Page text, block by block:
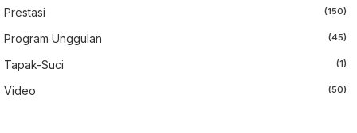
Prestasi (150)
Program Unggulan (45)
Tapak-Suci (1)
Video (50)